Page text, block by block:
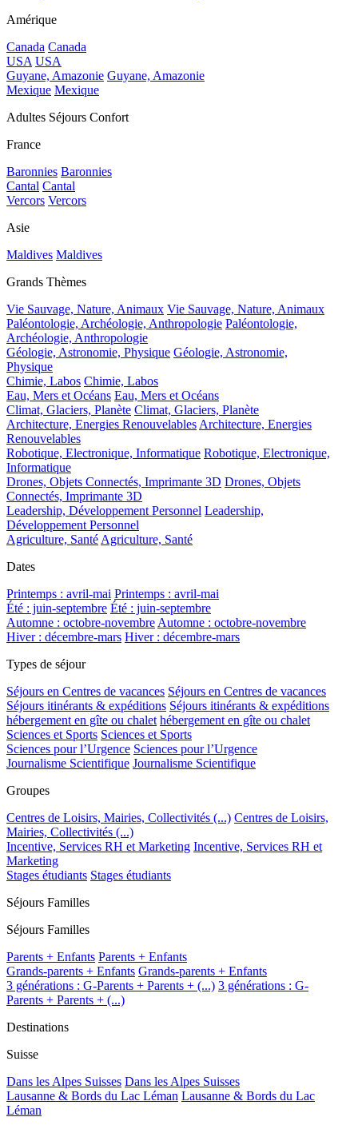
Amérique
Canada Canada
USA USA
Guyane, Amazonie Guyane, Amazonie
Mexique Mexique
Adultes Séjours Confort
France
Baronnies Baronnies
Cantal Cantal
Vercors Vercors
Asie
Maldives Maldives
Grands Thèmes
Vie Sauvage, Nature, Animaux Vie Sauvage, Nature, Animaux
Paléontologie, Archéologie, Anthropologie Paléontologie,
Archéologie, Anthropologie
Géologie, Astronomie, Physique Géologie, Astronomie,
Physique
Chimie, Labos Chimie, Labos
Eau, Mers et Océans Eau, Mers et Océans
Climat, Glaciers, Planète Climat, Glaciers, Planète
Architecture, Energies Renouvelables Architecture, Energies
Renouvelables
Robotique, Electronique, Informatique Robotique, Electronique,
Informatique
Drones, Objets Connectés, Imprimante 3D Drones, Objets
Connectés, Imprimante 3D
Leadership, Développement Personnel Leadership,
Développement Personnel
Agriculture, Santé Agriculture, Santé
Dates
Printemps : avril-mai Printemps : avril-mai
Été : juin-septembre Été : juin-septembre
Automne : octobre-novembre Automne : octobre-novembre
Hiver : décembre-mars Hiver : décembre-mars
Types de séjour
Séjours en Centres de vacances Séjours en Centres de vacances
Séjours itinérants & expéditions Séjours itinérants & expéditions
hébergement en gîte ou chalet hébergement en gîte ou chalet
Sciences et Sports Sciences et Sports
Sciences pour l’Urgence Sciences pour l’Urgence
Journalisme Scientifique Journalisme Scientifique
Groupes
Centres de Loisirs, Mairies, Collectivités (...) Centres de Loisirs,
Mairies, Collectivités (...)
Incentive, Services RH et Marketing Incentive, Services RH et
Marketing
Stages étudiants Stages étudiants
Séjours Familles
Séjours Familles
Parents + Enfants Parents + Enfants
Grands-parents + Enfants Grands-parents + Enfants
3 générations : G-Parents + Parents + (...) 3 générations : G-
Parents + Parents + (...)
Destinations
Suisse
Dans les Alpes Suisses Dans les Alpes Suisses
Lausanne & Bords du Lac Léman Lausanne & Bords du Lac
Léman